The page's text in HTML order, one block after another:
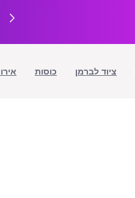
ציוד לברמן כוסות